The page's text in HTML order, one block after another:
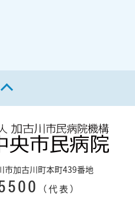
市加古川町本町439番地
（代表）